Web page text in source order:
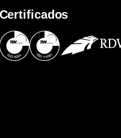
Certificados